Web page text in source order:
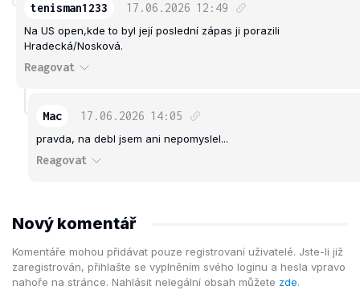
tenisman1233 17.06.2026 12:49
Na US open,kde to byl její poslední zápas ji porazili
Hradecká/Nosková.
Reagovat
Mac 17.06.2026 14:05
pravda, na debl jsem ani nepomyslel...
Reagovat
Nový komentář
Komentáře mohou přidávat pouze registrovaní uživatelé. Jste-li již
zaregistrován, přihlašte se vyplněním svého loginu a hesla vpravo
nahoře na stránce. Nahlásit nelegální obsah můžete zde.